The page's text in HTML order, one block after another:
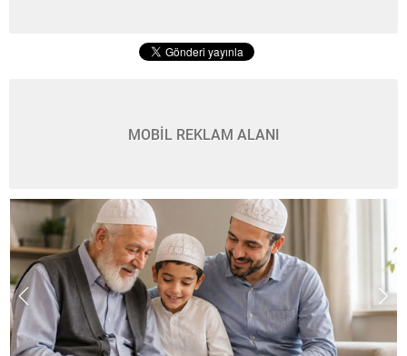
MOBİL REKLAM ALANI